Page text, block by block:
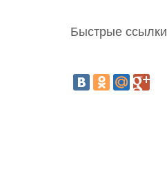
Быстрые ссылки